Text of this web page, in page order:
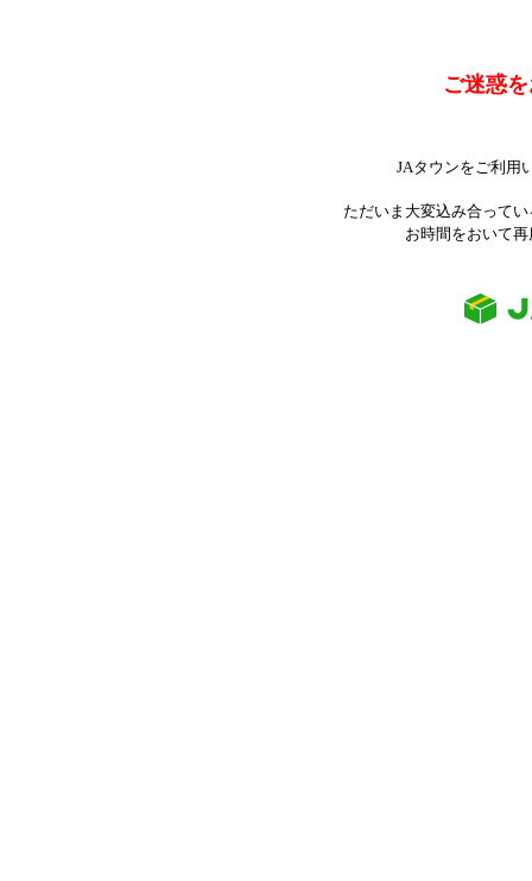
ご迷惑
JAタウンをご利用
ただいま大変込み合って
お時間をおいて